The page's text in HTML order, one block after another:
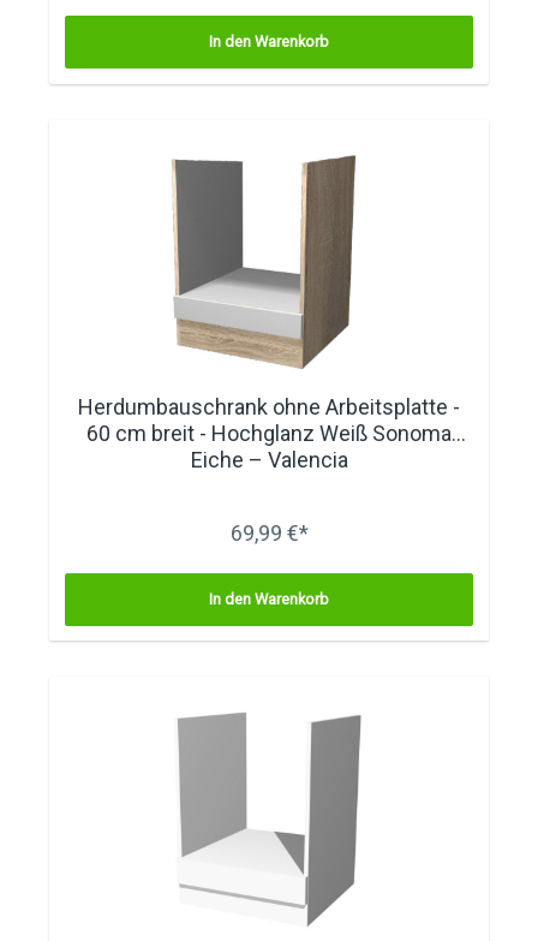
In den Warenkorb
Herdumbauschrank ohne Arbeitsplatte -
60 cm breit - Hochglanz Weiß Sonoma
Eiche – Valencia
69,99 €*
In den Warenkorb